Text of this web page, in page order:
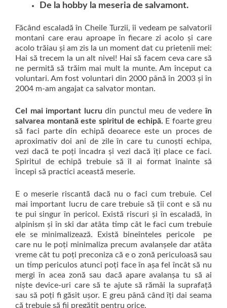
De la hobby la meseria de salvamont.
Făcând escaladă în Cheile Turzii, îi vedeam pe salvatorii
montani care erau aproape în fiecare zi acolo și care
acolo trăiau și am zis la un moment dat cu prietenii mei:
Hai să trecem la un alt nivel! Hai să facem ceva care să
ne permită să trăim mai mult la munte. Am început ca
voluntari. Am fost voluntari din 2000 până în 2003 și în
2004 m-am angajat ca salvator montan.
Cel mai important lucru din punctul meu de vedereîn
salvarea montană este spiritul de echipă. E foarte greu
să faci parte din echipă deoarece este un proces de
aproximativ doi ani de zile în care tu cunoști echipa,
vezi dacă te poți încadra și vezi dacă îți place ce faci.
Spiritul de echipă trebuie să îl ai format înainte să
începi să practici această meserie.
E o meserie riscantă dacă nu o faci cum trebuie. Cel
mai important lucru de care trebuie să ții cont e să nu
te pui singur în pericol. Există riscuri și în escaladă, în
alpinism și în ski dar atâta timp cât le faci cum trebuie
ele se minimalizează. Există bineînteles pericole pe
care nu le poți minimaliza precum avalanșele dar atâta
vreme cât tu poți preconiza că e o zonă periculoasă sau
un timp periculos atunci poți face în așa fel încât să nu
mergi în acea zonă sau dacă apare avalanșa tu să ai
niște device-uri care să te ajute să rămâi la suprafață
sau să poți fi găsit ușor. E greu până când îți dai seama
că trebuie să fii pregătit pentru orice.